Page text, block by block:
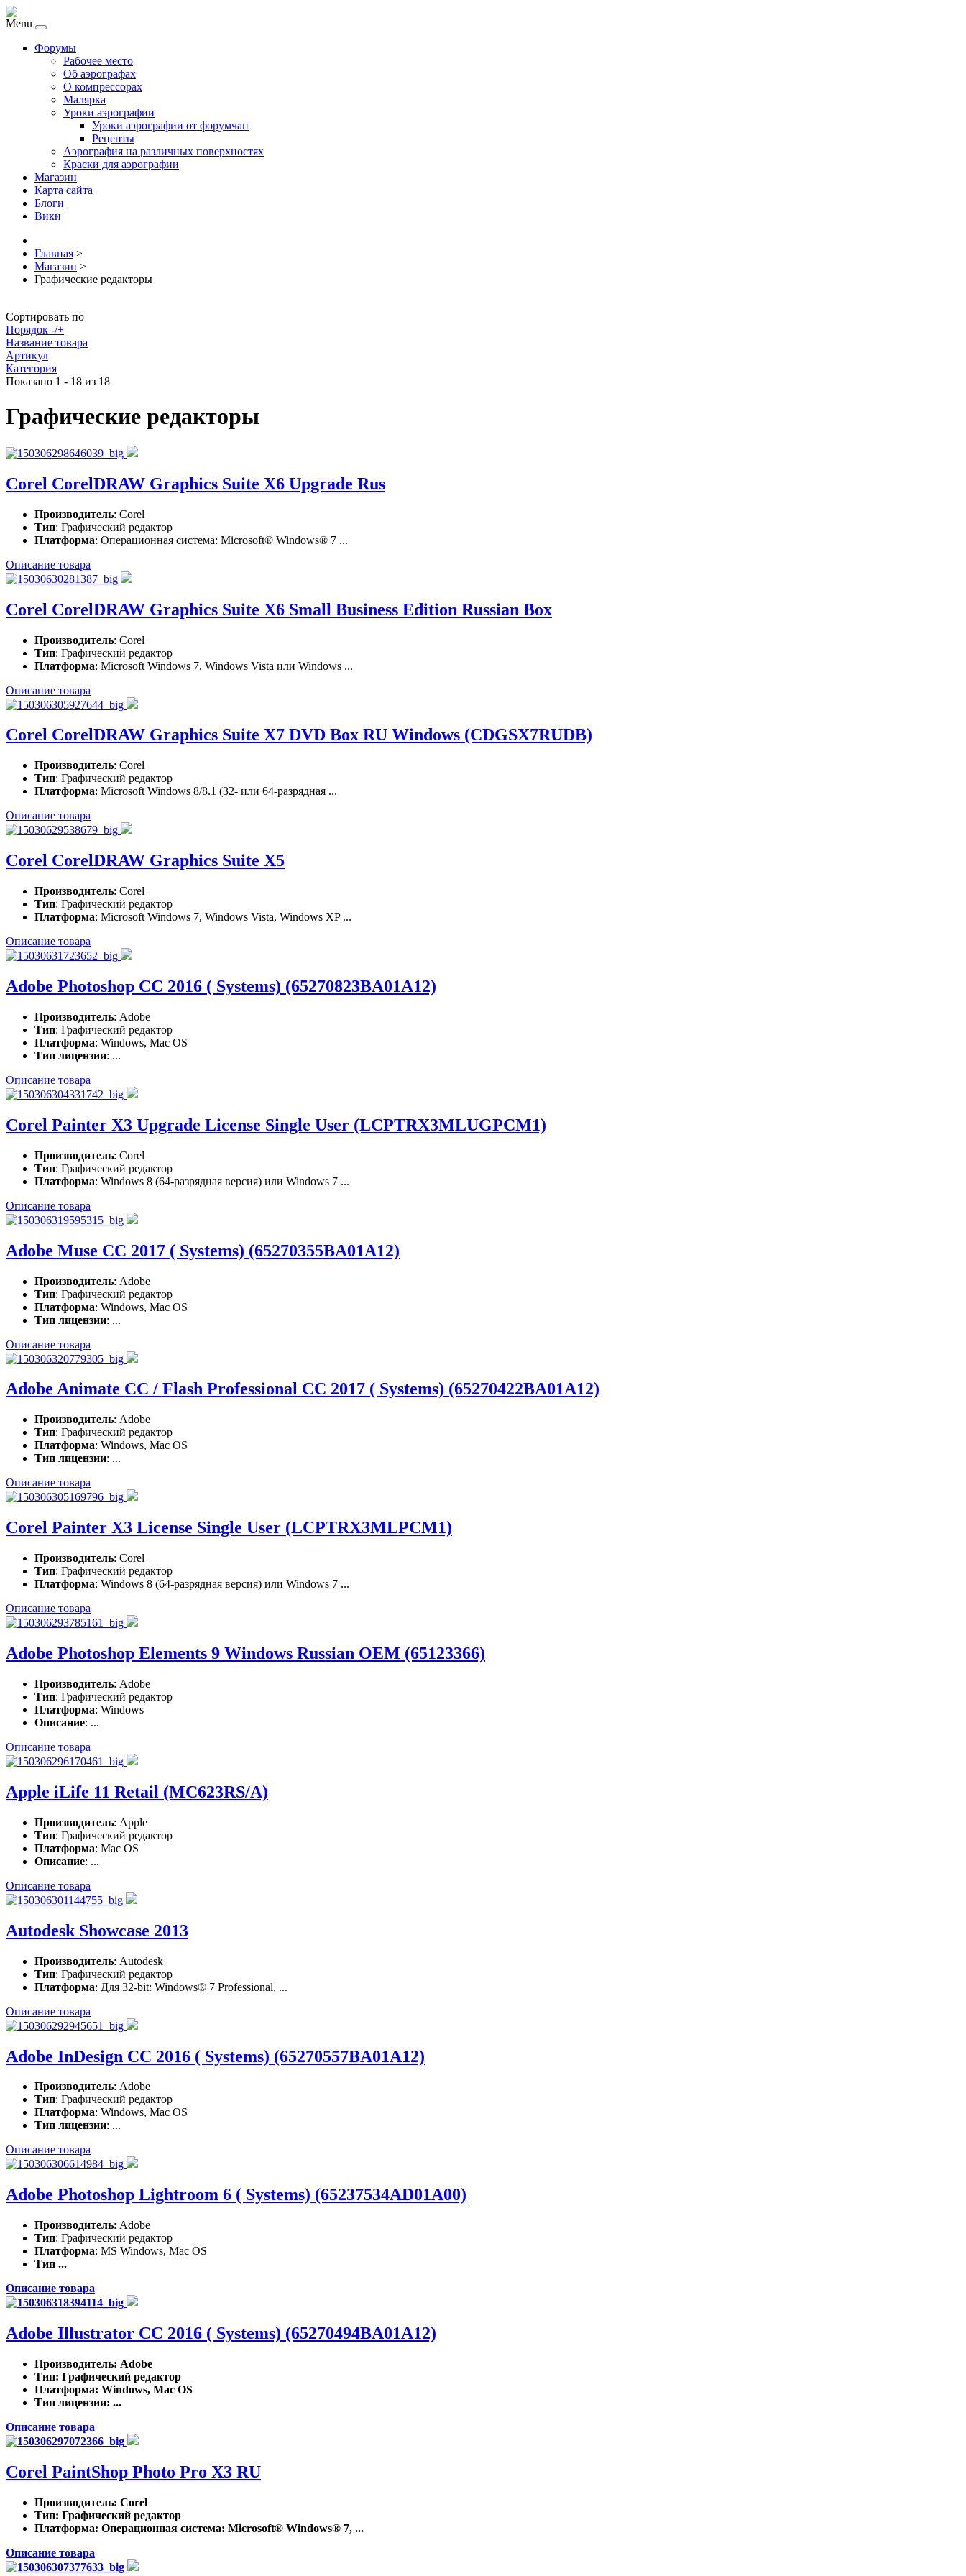
Menu
Форумы
Рабочее место
Об аэрографах
О компрессорах
Малярка
Уроки аэрографии
Уроки аэрографии от форумчан
Рецепты
Аэрография на различных поверхностях
Краски для аэрографии
Магазин
Карта сайта
Блоги
Вики
Главная >
Магазин >
Графические редакторы
Сортировать по
Порядок -/+
Название товара
Артикул
Категория
Показано 1 - 18 из 18
Графические редакторы
Corel CorelDRAW Graphics Suite X6 Upgrade Rus
Производитель: Corel
Тип: Графический редактор
Платформа: Операционная система: Microsoft® Windows® 7 ...
Описание товара
Corel CorelDRAW Graphics Suite X6 Small Business Edition Russian Box
Производитель: Corel
Тип: Графический редактор
Платформа: Microsoft Windows 7, Windows Vista или Windows ...
Описание товара
Corel CorelDRAW Graphics Suite X7 DVD Box RU Windows (CDGSX7RUDB)
Производитель: Corel
Тип: Графический редактор
Платформа: Microsoft Windows 8/8.1 (32- или 64-разрядная ...
Описание товара
Corel CorelDRAW Graphics Suite X5
Производитель: Corel
Тип: Графический редактор
Платформа: Microsoft Windows 7, Windows Vista, Windows XP ...
Описание товара
Adobe Photoshop CC 2016 ( Systems) (65270823BA01A12)
Производитель: Adobe
Тип: Графический редактор
Платформа: Windows, Mac OS
Тип лицензии: ...
Описание товара
Corel Painter X3 Upgrade License Single User (LCPTRX3MLUGPCM1)
Производитель: Corel
Тип: Графический редактор
Платформа: Windows 8 (64-разрядная версия) или Windows 7 ...
Описание товара
Adobe Muse CC 2017 ( Systems) (65270355BA01A12)
Производитель: Adobe
Тип: Графический редактор
Платформа: Windows, Mac OS
Тип лицензии: ...
Описание товара
Adobe Animate CC / Flash Professional CC 2017 ( Systems) (65270422BA01A12)
Производитель: Adobe
Тип: Графический редактор
Платформа: Windows, Mac OS
Тип лицензии: ...
Описание товара
Corel Painter X3 License Single User (LCPTRX3MLPCM1)
Производитель: Corel
Тип: Графический редактор
Платформа: Windows 8 (64-разрядная версия) или Windows 7 ...
Описание товара
Adobe Photoshop Elements 9 Windows Russian OEM (65123366)
Производитель: Adobe
Тип: Графический редактор
Платформа: Windows
Описание: ...
Описание товара
Apple iLife 11 Retail (MC623RS/A)
Производитель: Apple
Тип: Графический редактор
Платформа: Mac OS
Описание: ...
Описание товара
Autodesk Showcase 2013
Производитель: Autodesk
Тип: Графический редактор
Платформа: Для 32-bit: Windows® 7 Professional, ...
Описание товара
Adobe InDesign CC 2016 ( Systems) (65270557BA01A12)
Производитель: Adobe
Тип: Графический редактор
Платформа: Windows, Mac OS
Тип лицензии: ...
Описание товара
Adobe Photoshop Lightroom 6 ( Systems) (65237534AD01A00)
Производитель: Adobe
Тип: Графический редактор
Платформа: MS Windows, Mac OS
Тип ...
Описание товара
Adobe Illustrator CC 2016 ( Systems) (65270494BA01A12)
Производитель: Adobe
Тип: Графический редактор
Платформа: Windows, Mac OS
Тип лицензии: ...
Описание товара
Corel PaintShop Photo Pro X3 RU
Производитель: Corel
Тип: Графический редактор
Платформа: Операционная система: Microsoft® Windows® 7, ...
Описание товара